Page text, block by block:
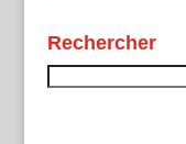
Rechercher